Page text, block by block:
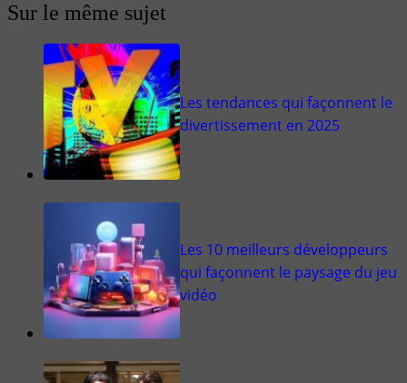
Sur le même sujet
Les tendances qui façonnent le
divertissement en 2025
Les 10 meilleurs développeurs
qui façonnent le paysage du jeu
vidéo